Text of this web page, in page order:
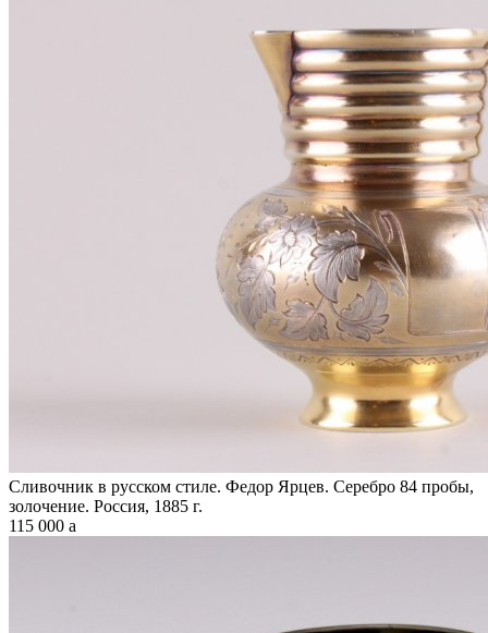
Сливочник в русском стиле. Федор Ярцев. Серебро 84 пробы,
золочение. Россия, 1885 г.
115 000 a